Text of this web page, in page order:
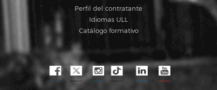
Perfil del contratante
Idiomas ULL
Catálogo formativo